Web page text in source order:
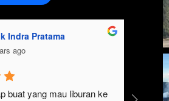
Didik Indra Pratama
Solusi lengkap buat yang mau liburan ke